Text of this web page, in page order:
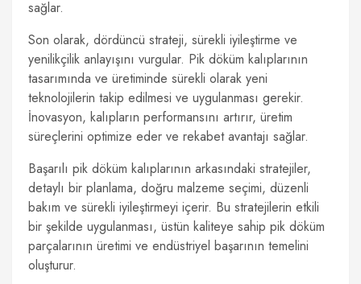
sağlar.
Son olarak, dördüncü strateji, sürekli iyileştirme ve
yenilikçilik anlayışını vurgular. Pik döküm kalıplarının
tasarımında ve üretiminde sürekli olarak yeni
teknolojilerin takip edilmesi ve uygulanması gerekir.
İnovasyon, kalıpların performansını artırır, üretim
süreçlerini optimize eder ve rekabet avantajı sağlar.
Başarılı pik döküm kalıplarının arkasındaki stratejiler,
detaylı bir planlama, doğru malzeme seçimi, düzenli
bakım ve sürekli iyileştirmeyi içerir. Bu stratejilerin etkili
bir şekilde uygulanması, üstün kaliteye sahip pik döküm
parçalarının üretimi ve endüstriyel başarının temelini
oluşturur.